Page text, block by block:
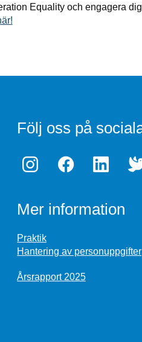
Equality och engagera
Följ oss på
Mer information
Praktik
Hantering av personuppgifter
Årsrapport 2025